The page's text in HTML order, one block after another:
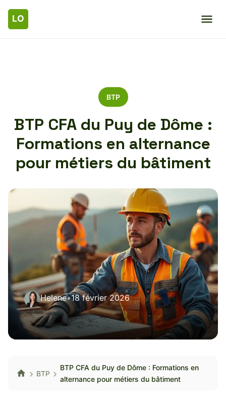
BTP
BTP CFA du Puy de Dôme :
Formations en alternance
pour métiers du bâtiment
Helene•18 février 2026
BTP
BTP CFA du Puy de Dôme : Formations en
alternance pour métiers du bâtiment